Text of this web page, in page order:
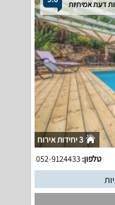
3 יחידות אירוח
טלפון:052-9124433